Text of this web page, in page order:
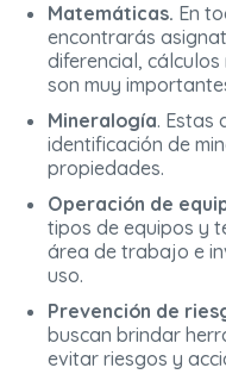
Matemáticas. En
encontrarás
diferencial,
son muy
Mineralogía. Estas
identificación de
propiedades.
Operación de
tipos de equipos y
área de trabajo e
uso.
Prevención de
buscan brindar
evitar riesgos y